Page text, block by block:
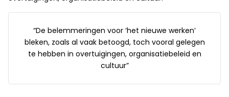
“De belemmeringen voor ‘het nieuwe werken’
bleken, zoals al vaak betoogd, toch vooral gelegen
te hebben in overtuigingen, organisatiebeleid en
cultuur”